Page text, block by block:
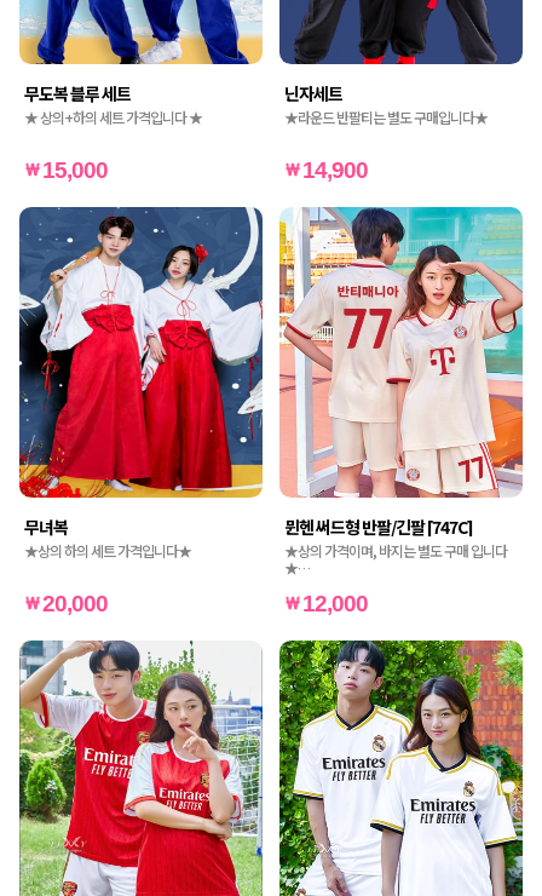
무도복 블루 세트
★ 상의+하의 세트 가격입니다 ★
15,000
닌자세트
★라운드 반팔티는 별도 구매입니다★
14,900
무녀복
★상의 하의 세트 가격입니다★
20,000
뮌헨 써드형 반팔/긴팔 [747C]
★상의 가격이며, 바지는 별도 구매 입니다
★
12,000